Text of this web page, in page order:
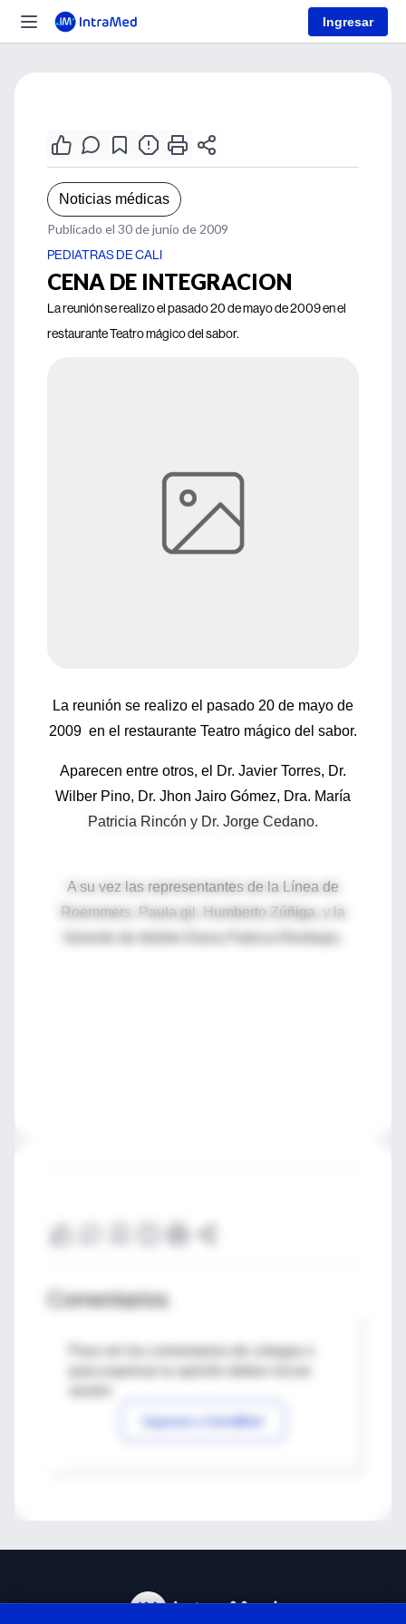
Ingresar
Noticias médicas
Publicado el 30 de junio de 2009
PEDIATRAS DE CALI
CENA DE INTEGRACION
La reunión se realizo el pasado 20 de mayo de 2009 en el
restaurante Teatro mágico del sabor.
La reunión se realizo el pasado 20 de mayo de
2009 en el restaurante Teatro mágico del sabor.
Aparecen entre otros, el Dr. Javier Torres, Dr.
Wilber Pino, Dr. Jhon Jairo Gómez, Dra. María
Patricia Rincón y Dr. Jorge Cedano.
A su vez las representantes de la Línea de
Roemmers, Paula gil, Humberto Zúñiga, y la
Comentarios
Para ver los comentarios de colegas o
Ingresar a IntraMed